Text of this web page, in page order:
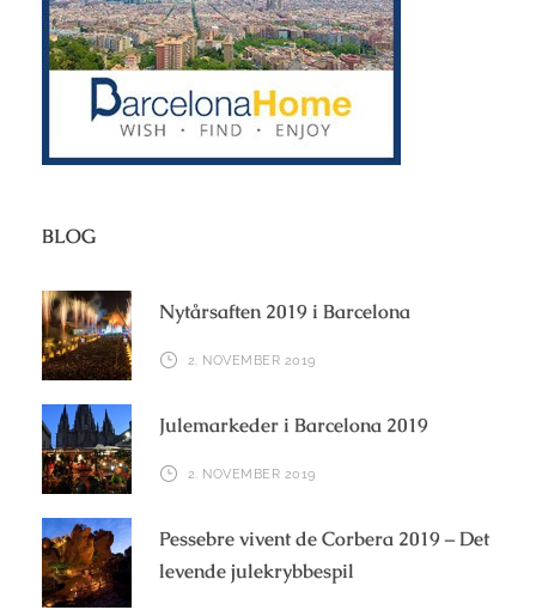
BLOG
Nytårsaften 2019 i Barcelona
2. NOVEMBER 2019
Julemarkeder i Barcelona 2019
2. NOVEMBER 2019
Pessebre vivent de Corbera 2019 – Det
levende julekrybbespil